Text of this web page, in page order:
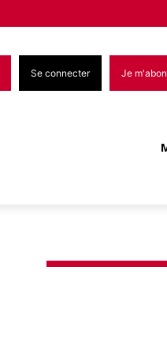
Se connecter Je